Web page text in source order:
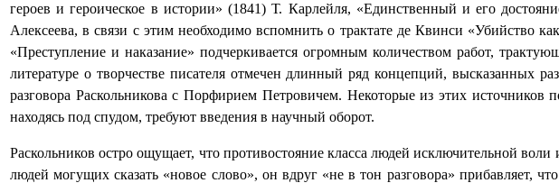
героев и героическое в истории» (1841) Т. Карлейля, «Единственный и его
Алексеева, в связи с этим необходимо вспомнить о трактате де Квинси «Убийство
«Преступление и наказание» подчеркивается огромным количеством работ,
литературе о творчестве писателя отмечен длинный ряд концепций,
разговора Раскольникова с Порфирием Петровичем. Некоторые из этих
находясь под спудом, требуют введения в научный оборот.
Раскольников остро ощущает, что противостояние класса людей исключительной
людей могущих сказать «новое слово», он вдруг «не в тон разговора»